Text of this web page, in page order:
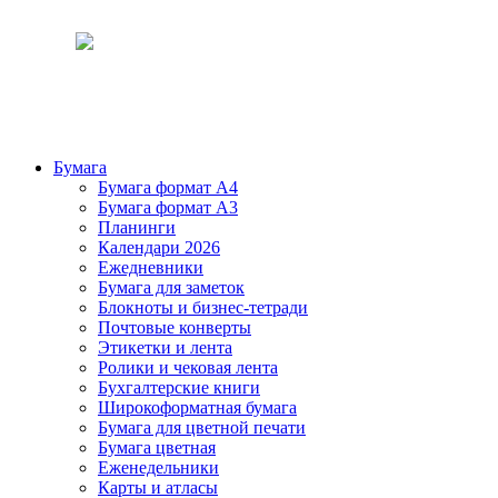
Бумага
Бумага формат А4
Бумага формат А3
Планинги
Календари 2026
Ежедневники
Бумага для заметок
Блокноты и бизнес-тетради
Почтовые конверты
Этикетки и лента
Ролики и чековая лента
Бухгалтерские книги
Широкоформатная бумага
Бумага для цветной печати
Бумага цветная
Еженедельники
Карты и атласы